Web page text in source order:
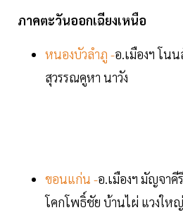
ภาคตะวันออกเฉียงเหนือ
หนองบัวลำภู -อ.เมืองฯ โน
สุวรรณคูหา นาวัง
ขอนแก่น -อ.เมืองฯ มัญจา
โคกโพธิ์ชัย บ้านไผ่ แวงใหญ่